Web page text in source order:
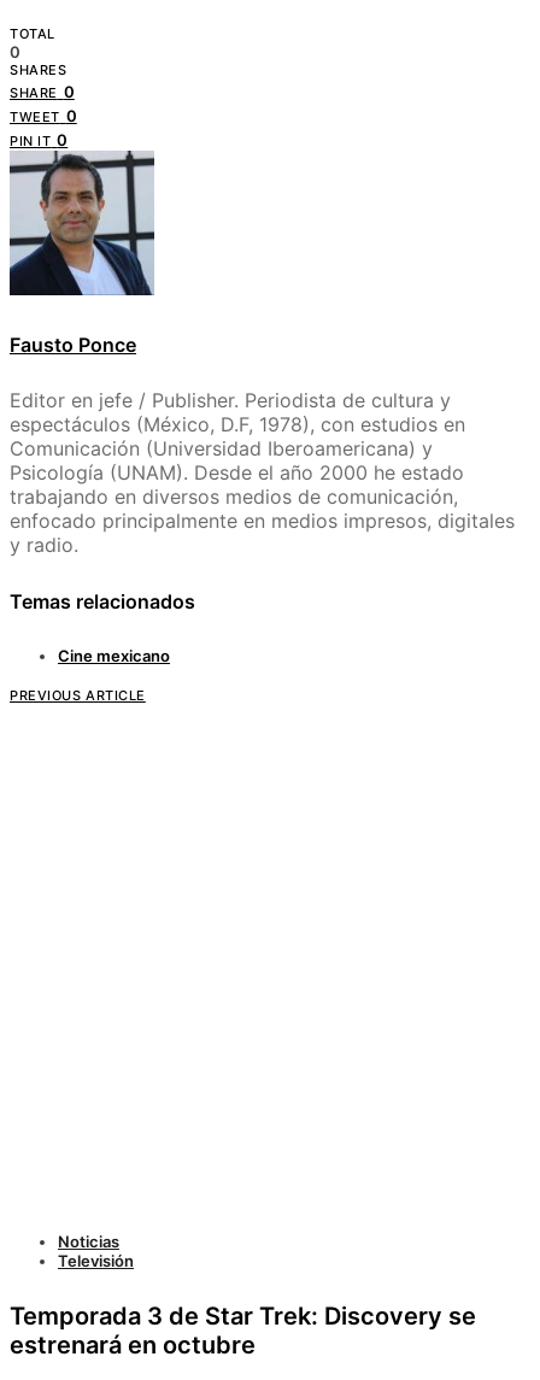
TOTAL
0
SHARES
SHARE 0
TWEET 0
PIN IT 0
Fausto Ponce
Editor en jefe / Publisher. Periodista de cultura y
espectáculos (México, D.F, 1978), con estudios en
Comunicación (Universidad Iberoamericana) y
Psicología (UNAM). Desde el año 2000 he estado
trabajando en diversos medios de comunicación,
enfocado principalmente en medios impresos, digitales
y radio.
Temas relacionados
Cine mexicano
PREVIOUS ARTICLE
Noticias
Televisión
Temporada 3 de Star Trek: Discovery se
estrenará en octubre